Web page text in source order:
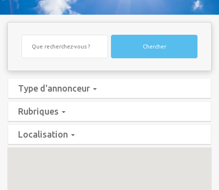
Chercher
Type d'annonceur
Rubriques
Localisation